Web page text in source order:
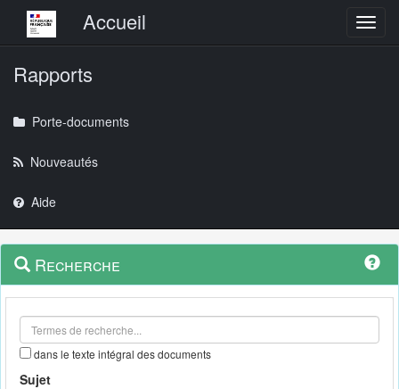
Menu principalAccueil
Rapports
Porte-documents
Nouveautés
Aide
Navigation
outils
Menu
contextuel
Recherche
dans le texte intégral des documents
Sujet